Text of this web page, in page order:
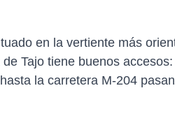
en la vertiente más
Tajo tiene buenos
la carretera M-204